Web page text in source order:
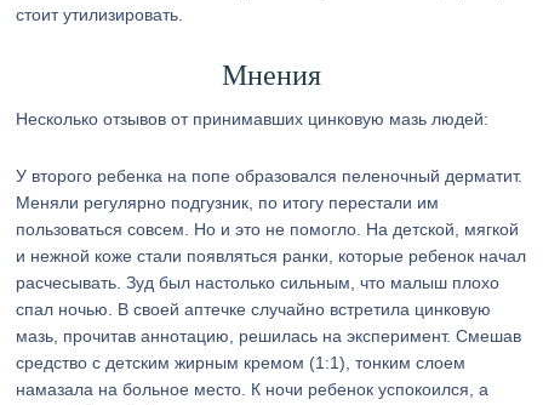
стоит утилизировать.
Мнения
Несколько отзывов от принимавших цинковую мазь людей:
У второго ребенка на попе образовался пеленочный дерматит.
Меняли регулярно подгузник, по итогу перестали им
пользоваться совсем. Но и это не помогло. На детской, мягкой
и нежной коже стали появляться ранки, которые ребенок начал
расчесывать. Зуд был настолько сильным, что малыш плохо
спал ночью. В своей аптечке случайно встретила цинковую
мазь, прочитав аннотацию, решилась на эксперимент. Смешав
средство с детским жирным кремом (1:1), тонким слоем
намазала на больное место. К ночи ребенок успокоился, а